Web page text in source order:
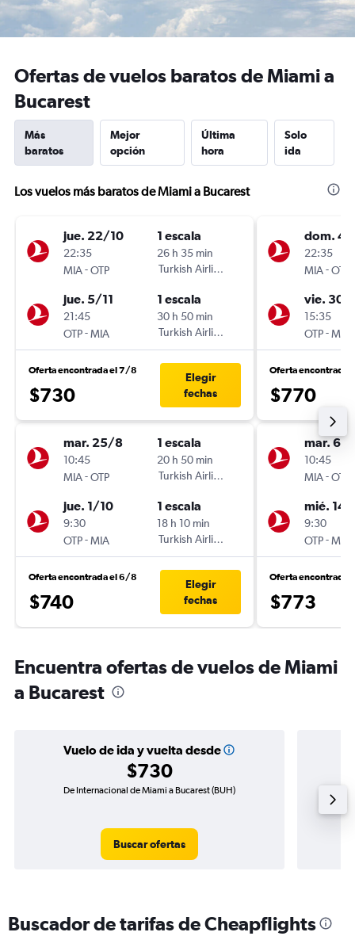
Ofertas de vuelos baratos de Miami a
Bucarest
Más
baratos
Mejor
opción
Última
hora
Solo
ida
Los vuelos más baratos de Miami a Bucarest
jue. 22/10
22:35
MIA-OTP
1 escala
26 h 35 min
Turkish Airlines
jue. 5/11
21:45
OTP-MIA
1 escala
30 h 50 min
Turkish Airlines
Oferta encontrada el 7/8
$730
Elegir
fechas
mar. 25/8
10:45
MIA-OTP
1 escala
20 h 50 min
Turkish Airlines
jue. 1/10
9:30
OTP-MIA
1 escala
18 h 10 min
Turkish Airlines
Oferta encontrada el 6/8
$740
Elegir
fechas
dom. 4/
22:35
MIA-OTP
vie. 30/
15:35
OTP-MIA
Oferta encontrada
$770
mar. 6/
10:45
MIA-OTP
mié. 14/
9:30
OTP-MIA
Oferta encontrada
$773
Encuentra ofertas de vuelos de Miami
a Bucarest
Vuelo de ida y vuelta desde
$730
De Internacional de Miami a Bucarest (BUH)
Buscar ofertas
Buscador de tarifas de Cheapflights